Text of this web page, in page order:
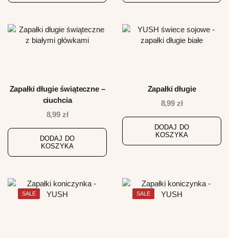
Zapałki długie świąteczne –
ciuchcia
8,99 zł
DODAJ DO
KOSZYKA
Zapałki długie
8,99 zł
DODAJ DO
KOSZYKA
SALE SALE